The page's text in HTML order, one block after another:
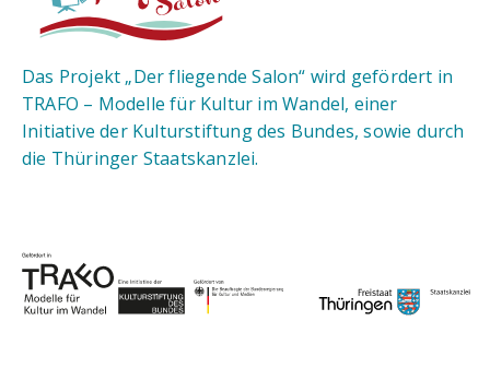
Das Projekt „Der fliegende Salon“ wird gefördert in
TRAFO – Modelle für Kultur im Wandel, einer
Initiative der Kulturstiftung des Bundes, sowie durch
die Thüringer Staatskanzlei.